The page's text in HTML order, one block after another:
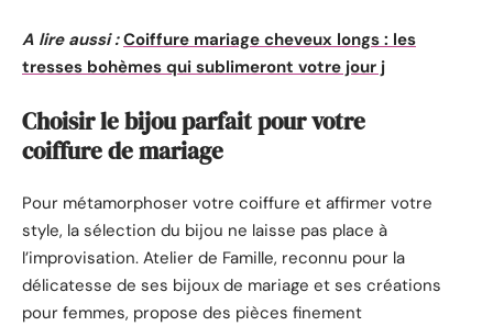
A lire aussi : Coiffure mariage cheveux longs : les
tresses bohèmes qui sublimeront votre jour j
Choisir le bijou parfait pour votre
coiffure de mariage
Pour métamorphoser votre coiffure et affirmer votre
style, la sélection du bijou ne laisse pas place à
l’improvisation. Atelier de Famille, reconnu pour la
délicatesse de ses bijoux de mariage et ses créations
pour femmes, propose des pièces finement